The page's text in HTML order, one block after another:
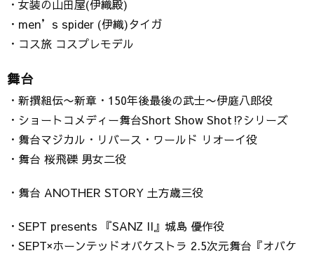
・女装の山田屋(伊織殿)
・men’s spider (伊織)タイガ
・コス旅 コスプレモデル
舞台
・新撰組伝〜新章・150年後最後の武士〜伊庭八郎役
・ショートコメディー舞台Short Show Shot⁉︎シリーズ
・舞台マジカル・リバース・ワールド リオーイ役
・舞台 桜飛礫 男女二役
・舞台 ANOTHER STORY 土方歳三役
・SEPT presents 『SANZ II』城島 優作役
・SEPT×ホーンテッドオバケストラ 2.5次元舞台『オバケ